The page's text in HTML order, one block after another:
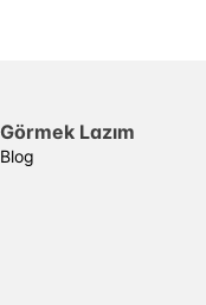
Görmek Lazım
Blog